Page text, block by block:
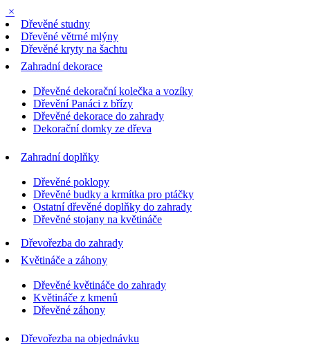
×
Dřevěné studny
Dřevěné větrné mlýny
Dřevěné kryty na šachtu
Zahradní dekorace
Dřevěné dekorační kolečka a vozíky
Dřevění Panáci z břízy
Dřevěné dekorace do zahrady
Dekorační domky ze dřeva
Zahradní doplňky
Dřevěné poklopy
Dřevěné budky a krmítka pro ptáčky
Ostatní dřevěné doplňky do zahrady
Dřevěné stojany na květináče
Dřevořezba do zahrady
Květináče a záhony
Dřevěné květináče do zahrady
Květináče z kmenů
Dřevěné záhony
Dřevořezba na objednávku